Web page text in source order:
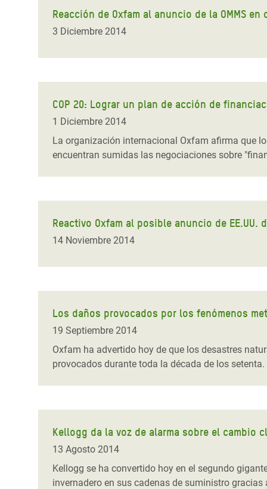
Reacción de Oxfam al anuncio de la OMMS
3 Diciembre 2014
COP 20: Lograr un plan de acción de
1 Diciembre 2014
La organización internacional Oxfam afirma que
encuentran sumidas las negociaciones sobre
Reactivo Oxfam al posible anuncio de
14 Noviembre 2014
Los daños provocados por los fenómenos
19 Septiembre 2014
Oxfam ha advertido hoy de que los desastres
provocados durante toda la década de los setenta.
Kellogg da la voz de alarma sobre el cambio
13 Agosto 2014
Kellogg se ha convertido hoy en el segundo
invernadero en sus cadenas de suministro gracias